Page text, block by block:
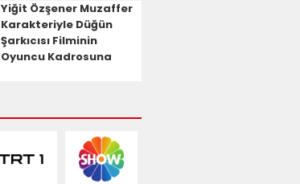
Yiğit Özşener Muzaffer
Karakteriyle Düğün
Şarkıcısı Filminin
Oyuncu Kadrosuna